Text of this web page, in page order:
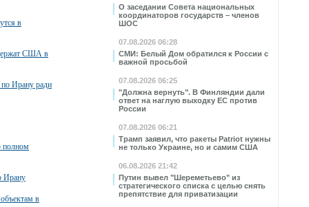
О заседании Совета национальных
координаторов государств – членов
ШОС
07.08.2026 06:28
СМИ: Белый Дом обратился к России с
важной просьбой
07.08.2026 06:25
"Должна вернуть". В Финляндии дали
ответ на наглую выходку ЕС против
России
07.08.2026 06:21
Трамп заявил, что ракеты Patriot нужны
не только Украине, но и самим США
06.08.2026 21:42
Путин вывел "Шереметьево" из
стратегического списка с целью снять
препятствие для приватизации
в
США в
по Ирану ради
полном
Ирану
в